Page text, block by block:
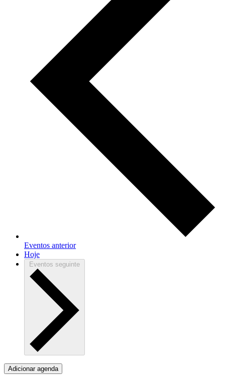
Eventos anterior
Hoje
Eventos seguinte
Adicionar agenda